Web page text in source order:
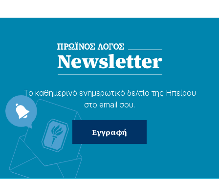
Το καθημερɩνό ενημερωτɩκό δελτίο της Ηπείρου
στο email σου.